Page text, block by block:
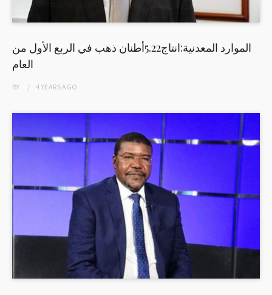
الموارد المعدنية:انتاج5.22أطنان ذهب في الربع الأول من
العام
BY 4 YEARSAGO